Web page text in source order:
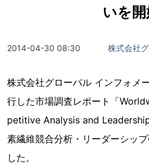
いを
2014-04-30 08:30 株式会社
株式会社グローバル インフォメ
行した市場調査レポート「
petitive Analysis and
素繊維競合分析・リーダーシッ
した。